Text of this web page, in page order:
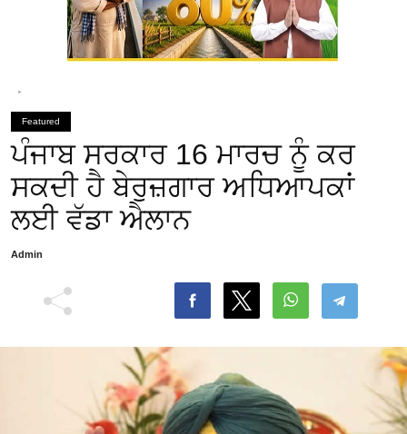
Featured
ਪੰਜਾਬ ਸਰਕਾਰ 16 ਮਾਰਚ ਨੂੰ ਕਰ
ਸਕਦੀ ਹੈ ਬੇਰੁਜ਼ਗਾਰ ਅਧਿਆਪਕਾਂ
ਲਈ ਵੱਡਾ ਐਲਾਨ
Admin